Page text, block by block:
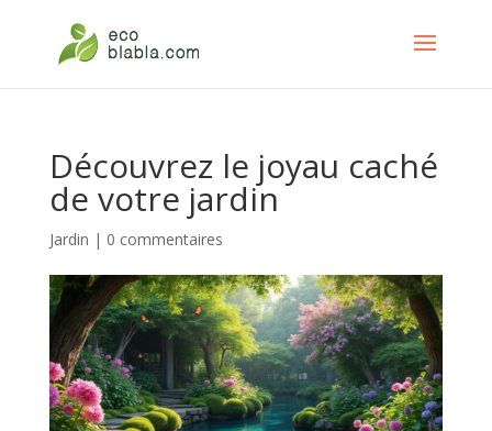
Découvrez le joyau caché
de votre jardin
Jardin | 0 commentaires